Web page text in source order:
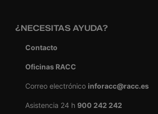
¿NECESITAS AYUDA?
Contacto
Oficinas RACC
Correo electrónico inforacc@racc.es
Asistencia 24 h 900 242 242